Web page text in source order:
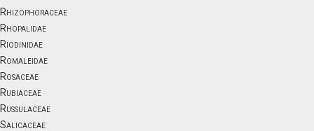
Rhizophoraceae
Rhopalidae
Riodinidae
Romaleidae
Rosaceae
Rubiaceae
Russulaceae
Salicaceae